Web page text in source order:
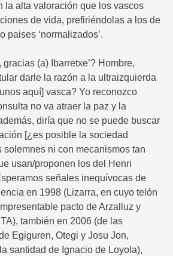
la alta valoración que los vascos
de vida, prefiriéndolas a los de
paises ‘normalizados’.
(a) Ibarretxe’? Hombre,
darle la razón a la ultraizquierda
aquí] vasca? Yo reconozco
no va atraer la paz y la
diría que no se puede buscar
[¿es posible la sociedad
solemnes ni con mecanismos tan
usan/proponen los del Henri
señales inequívocas de
en 1998 (Lizarra, en cuyo telón
pacto de Arzalluz y
también en 2006 (de las
Egiguren, Otegi y Josu Jon,
santidad de Ignacio de Loyola),